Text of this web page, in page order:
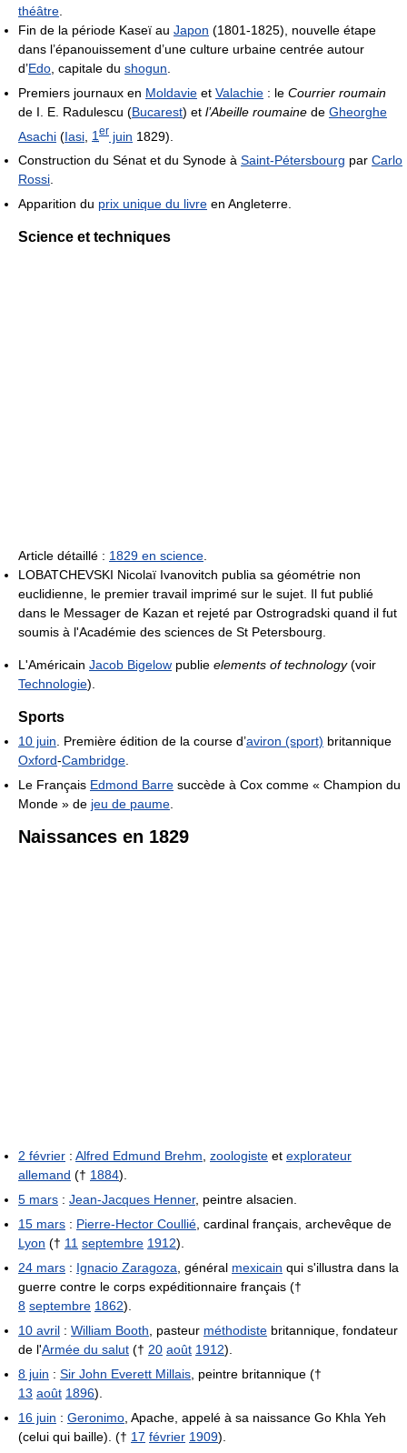
théâtre
Fin de la période Kaseï au Japon (1801-1825), nouvelle étape
dans l’épanouissement d’une culture urbaine centrée autour
d’Edo , capitale du shogun
Premiers journaux en Moldavie et Valachie : le Courrier roumain
de I. E. Radulescu (Bucarest) et l’Abeille roumaine de Gheorghe
Asachi (Iasi 1 er juin 1829).
Construction du Sénat et du Synode à Saint-Pétersbourg par Carlo
Rossi
Apparition du prix unique du livre en Angleterre.
Science et techniques
Article détaillé : 1829 en science
LOBATCHEVSKI Nicolaï Ivanovitch publia sa géométrie non
euclidienne, le premier travail imprimé sur le sujet. Il fut publié
dans le Messager de Kazan et rejeté par Ostrogradski quand il fut
soumis à l'Académie des sciences de St Petersbourg.
L'Américain Jacob Bigelow publie elements of technology(voir
Technologie).
Sports
10 juin . Première édition de la course d’aviron (sport) britannique
Oxford-Cambridge
Le Français Edmond Barre succède à Cox comme « Champion du
Monde » de jeu de paume
Naissances en 1829
2 février : Alfred Edmund Brehm zoologiste et explorateur
allemand († 1884).
5 mars : Jean-Jacques Henner, peintre alsacien.
15 mars : Pierre-Hector Coullié , cardinal français, archevêque de
Lyon († 11 septembre 1912).
24 mars : Ignacio Zaragoza , général mexicain qui s'illustra dans la
guerre contre le corps expéditionnaire français (†
8 septembre 1862).
10 avril : William Booth , pasteur méthodiste britannique, fondateur
de l'Armée du salut († 20 août 1912).
8 juin : Sir John Everett Millais , peintre britannique (†
13 août 1896).
16 juin : Geronimo , Apache, appelé à sa naissance Go Khla Yeh
(celui qui baille). († 17 février 1909).